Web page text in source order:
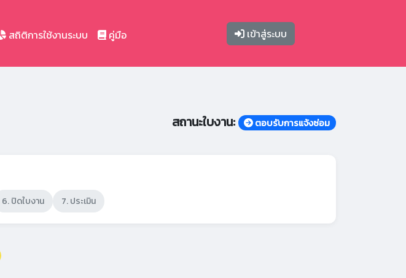
สถิติการใช้งานระบบ คู่มือ เข้าสู่ระบบ
สถานะใบงาน: ตอบรับการแจ้งซ่อม
6. ปิดใบงาน 7. ประเมิน